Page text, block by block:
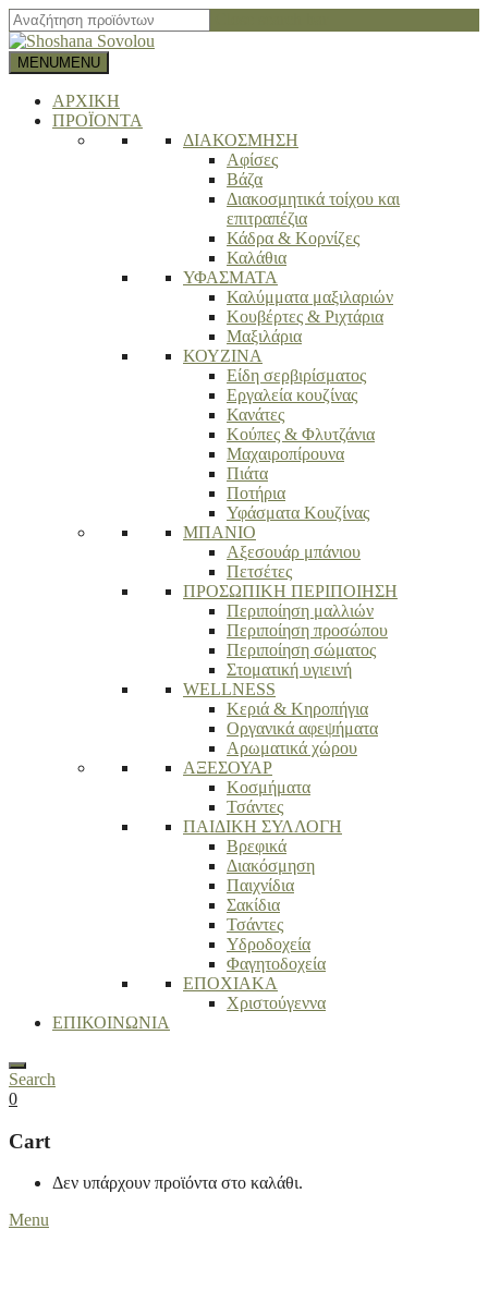
MENUMENU
ΑΡΧΙΚΗ
ΠΡΟΪΟΝΤΑ
ΔΙΑΚΟΣΜΗΣΗ
Αφίσες
Βάζα
Διακοσμητικά τοίχου και
επιτραπέζια
Κάδρα & Κορνίζες
Καλάθια
ΥΦΑΣΜΑΤΑ
Καλύμματα μαξιλαριών
Κουβέρτες & Ριχτάρια
Μαξιλάρια
ΚΟΥΖΙΝΑ
Είδη σερβιρίσματος
Εργαλεία κουζίνας
Κανάτες
Κούπες & Φλυτζάνια
Μαχαιροπίρουνα
Πιάτα
Ποτήρια
Υφάσματα Κουζίνας
ΜΠΑΝΙΟ
Αξεσουάρ μπάνιου
Πετσέτες
ΠΡΟΣΩΠΙΚΗ ΠΕΡΙΠΟΙΗΣΗ
Περιποίηση μαλλιών
Περιποίηση προσώπου
Περιποίηση σώματος
Στοματική υγιεινή
WELLNESS
Κεριά & Κηροπήγια
Οργανικά αφεψήματα
Αρωματικά χώρου
ΑΞΕΣΟΥΑΡ
Κοσμήματα
Τσάντες
ΠΑΙΔΙΚΗ ΣΥΛΛΟΓΗ
Βρεφικά
Διακόσμηση
Παιχνίδια
Σακίδια
Τσάντες
Υδροδοχεία
Φαγητοδοχεία
ΕΠΟΧΙΑΚΑ
Χριστούγεννα
ΕΠΙΚΟΙΝΩΝΙΑ
Search
0
Cart
Δεν υπάρχουν προϊόντα στο καλάθι.
Menu